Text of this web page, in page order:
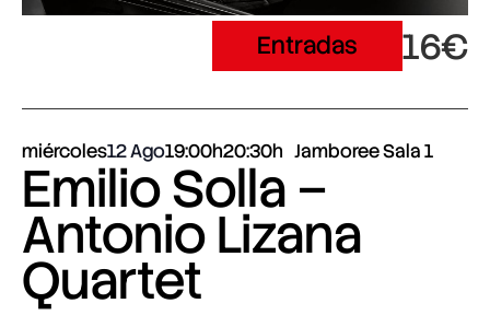
Entradas 16€
miércoles12 Ago19:00h20:30h Jamboree Sala 1
Emilio Solla –
Antonio Lizana
Quartet